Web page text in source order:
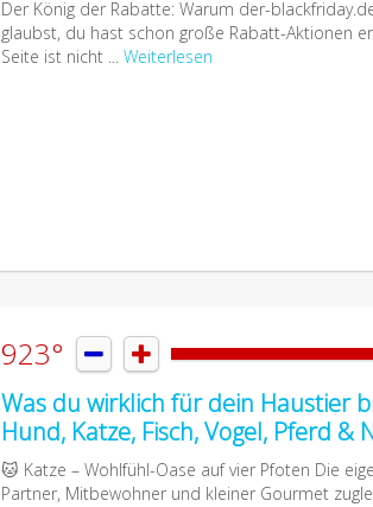
Der König der Rabatte: Warum der-
glaubst, du hast schon große Rabatt-Aktionen
Seite ist nicht ... Weiterlesen
923°  
Was du wirklich für dein Haustier
Hund, Katze, Fisch, Vogel, Pferd &
🐱 Katze – Wohlfühl-Oase auf vier Pfoten Die
Partner, Mitbewohner und kleiner Gourmet